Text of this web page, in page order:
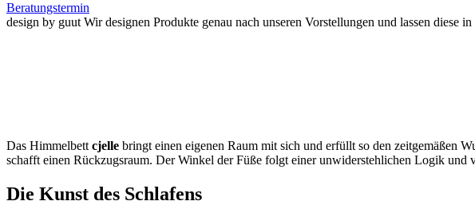
Beratungstermin
design by guut Wir designen Produkte genau nach unseren Vorstellungen und lassen diese
Das Himmelbett cjelle bringt einen eigenen Raum mit sich und erfüllt so den zeitgemäßen
schafft einen Rückzugsraum. Der Winkel der Füße folgt einer unwiderstehlichen Logik und
Die Kunst des Schlafens